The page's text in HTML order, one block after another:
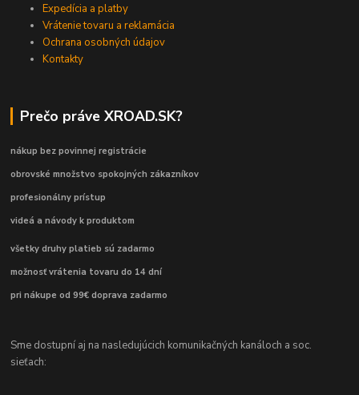
Expedícia a platby
Vrátenie tovaru a reklamácia
Ochrana osobných údajov
Kontakty
Prečo práve XROAD.SK?
nákup bez povinnej registrácie
obrovské množstvo spokojných zákazníkov
profesionálny prístup
videá a návody k produktom
všetky druhy platieb sú zadarmo
možnosť vrátenia tovaru do 14 dní
pri nákupe od 99€ doprava zadarmo
Sme dostupní aj na nasledujúcich komunikačných kanáloch a soc.
sieťach: